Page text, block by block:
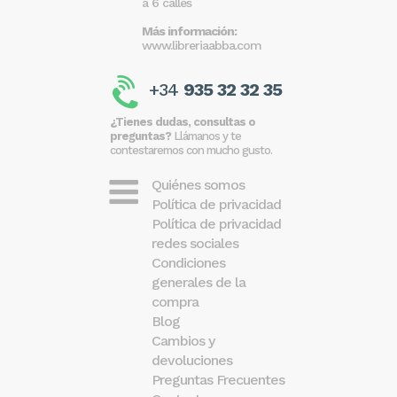
Más información:
www.libreriaabba.com
+34 935 32 32 35
¿Tienes dudas, consultas o
preguntas? Llámanos y te
contestaremos con mucho gusto.
Quiénes somos
Política de privacidad
Política de privacidad
redes sociales
Condiciones
generales de la
compra
Blog
Cambios y
devoluciones
Preguntas Frecuentes